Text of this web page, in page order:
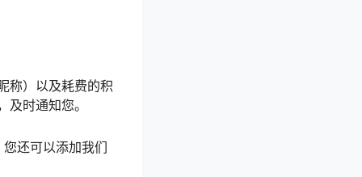
称）以及耗费的积
时通知您。
还可以添加我们